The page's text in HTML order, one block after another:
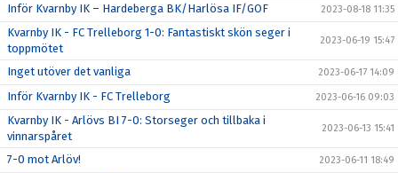
Inför Kvarnby IK – Hardeberga BK/Harlösa IF/GOF 2023-08-18 11:35
Kvarnby IK - FC Trelleborg 1-0: Fantastiskt skön seger i
toppmötet
2023-06-19 15:47
Inget utöver det vanliga 2023-06-17 14:09
Inför Kvarnby IK - FC Trelleborg 2023-06-16 09:03
Kvarnby IK - Arlövs BI 7-0: Storseger och tillbaka i
vinnarspåret
2023-06-13 15:41
7-0 mot Arlöv! 2023-06-11 18:49